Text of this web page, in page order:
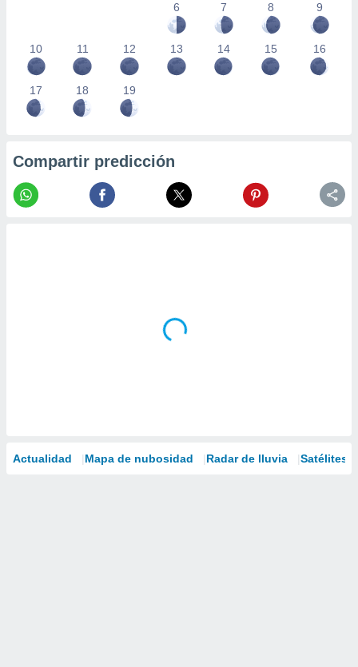
6
7 8 9
10 11 12 13 14 15 16
17 18 19
Compartir predicción
Actualidad Mapa de nubosidad Radar de lluvia Satélites